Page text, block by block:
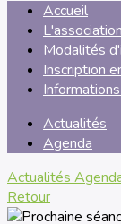
Accueil
L'association
Modalités
Inscription
Actualités
Agenda
Actualités
Retour